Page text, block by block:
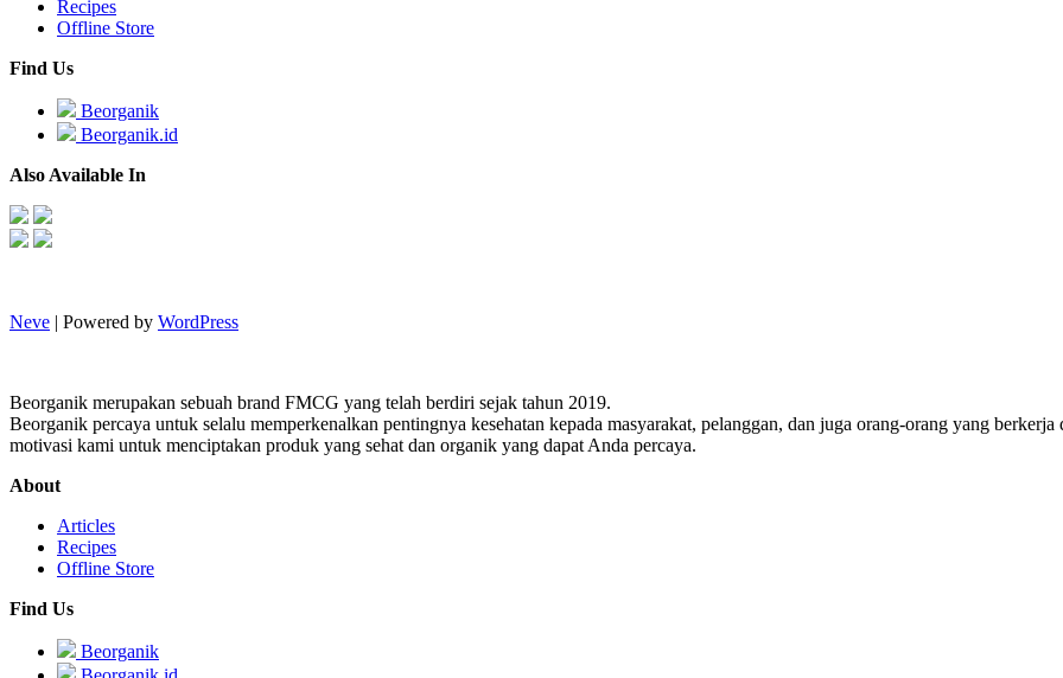
Recipes
Offline Store
Find Us
Beorganik
Beorganik.id
Also Available In
Neve | Powered by WordPress
Beorganik merupakan sebuah brand FMCG yang telah berdiri sejak tahun 2019.
Beorganik percaya untuk selalu memperkenalkan pentingnya kesehatan kepada masyarakat, pelanggan, dan juga orang-orang yang
motivasi kami untuk menciptakan produk yang sehat dan organik yang dapat Anda percaya.
About
Articles
Recipes
Offline Store
Find Us
Beorganik